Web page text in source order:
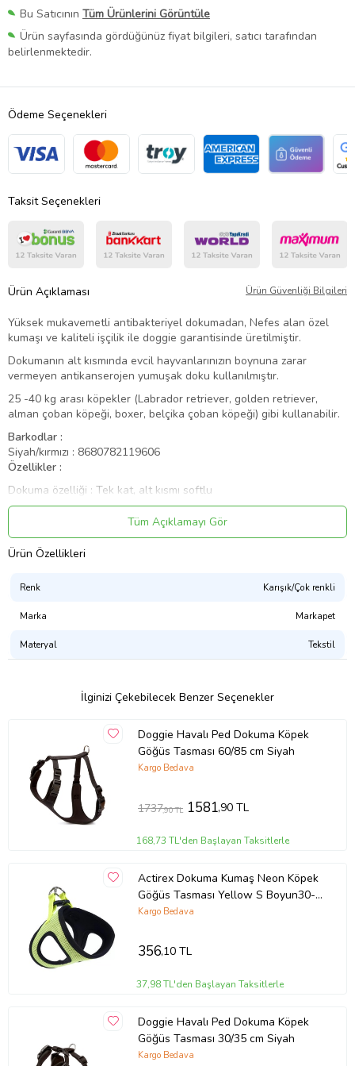
Bu Satıcının Tüm Ürünlerini Görüntüle
Ürün sayfasında gördüğünüz fiyat bilgileri, satıcı tarafından
belirlenmektedir.
Ödeme Seçenekleri
Taksit Seçenekleri
Ürün Açıklaması Ürün Güvenliği Bilgileri
Yüksek mukavemetli antibakteriyel dokumadan, Nefes alan özel
kumaşı ve kaliteli işçilik ile doggie garantisinde üretilmiştir.
Dokumanın alt kısmında evcil hayvanlarınızın boynuna zarar
vermeyen antikanserojen yumuşak doku kullanılmıştır.
25 -40 kg arası köpekler (Labrador retriever, golden retriever,
alman çoban köpeği, boxer, belçika çoban köpeği) gibi kullanabilir.
Barkodlar :
Siyah/kırmızı : 8680782119606
Özellikler :
Dokuma özelliği : Tek kat, alt kısmı softlu
Süsleme : Hava alan özel kumaş
Renkler : Siyah
Ölçü : Large
Dokuma En : 2,0 Cm.
* Antibakteriyel dokumadır
Not: Dokuma ürünlerinizi uzun ömürlü kullanmak için ay da bir nemli
gezdirme amaçlıdır, bağlama amaçlı kullanılmaz. Bağlama amacıyla
sadece bağlama zincirlerini kullanınız.
Ürün Kodu:
kcm15986251
Tüm Açıklamayı Gör
Ürün Özellikleri
Renk Karışık/Çok renkli
Marka Markapet
Materyal Tekstil
İlginizi Çekebilecek Benzer Seçenekler
Doggie Havalı Ped Dokuma Köpek
Göğüs Tasması 60/85 cm Siyah
Kargo Bedava
1737,90 TL 1581,90 TL
168,73 TL'den Başlayan Taksitlerle
Actirex Dokuma Kumaş Neon Köpek
Göğüs Tasması Yellow S Boyun30-
32cm / Göğüs36-44cm Köpeklere
Kargo Bedava
356,10 TL
37,98 TL'den Başlayan Taksitlerle
Doggie Havalı Ped Dokuma Köpek
Göğüs Tasması 30/35 cm Siyah
Kargo Bedava